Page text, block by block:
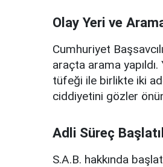
Olay Yeri ve
Cumhuriyet
araçta arama
tüfeği ile birlikte iki
ciddiyetini gözler
Adli Süreç
S.A.B. hakkında